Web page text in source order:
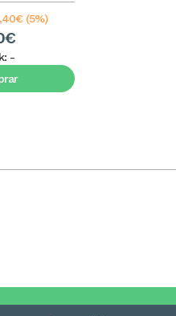
(5%)
-